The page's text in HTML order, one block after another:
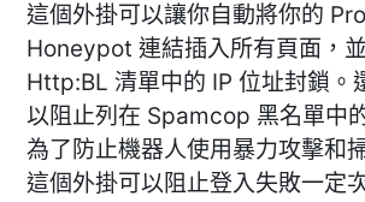
這個外掛可以讓你自動將你的
Honeypot 連結插入所有頁面，
Http:BL 清單中的 IP 位址封鎖。
以阻止列在 Spamcop 黑名單中
為了防止機器人使用暴力攻擊和
這個外掛可以阻止登入失敗一定